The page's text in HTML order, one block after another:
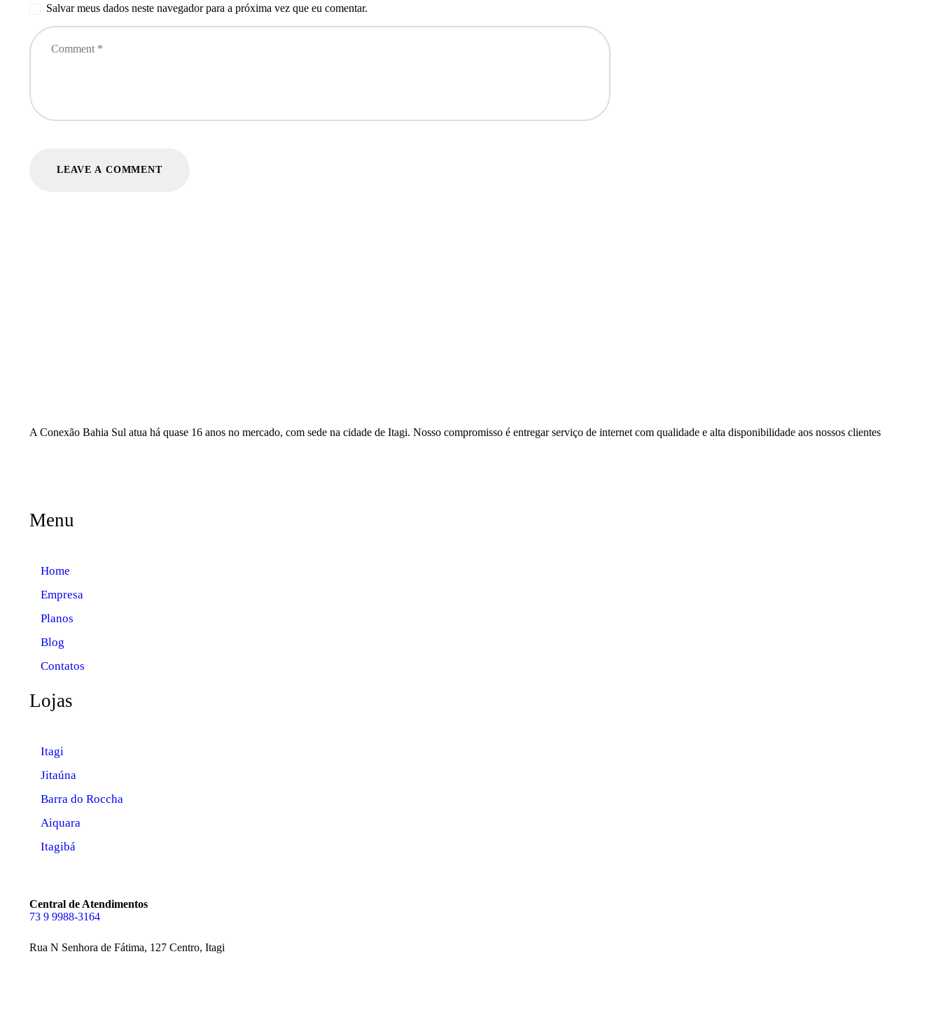
Salvar meus dados neste navegador para a próxima vez que eu comentar.
A Conexão Bahia Sul atua há quase 16 anos no mercado, com sede na cidade de Itagi. Nosso compromisso é entregar serviço de internet com qualidade e alta disponibilidade aos nossos clientes
Menu
Home
Empresa
Planos
Blog
Contatos
Lojas
Itagi
Jitaúna
Barra do Roccha
Aiquara
Itagibá
Central de Atendimentos
73 9 9988-3164
Rua N Senhora de Fátima, 127 Centro, Itagi